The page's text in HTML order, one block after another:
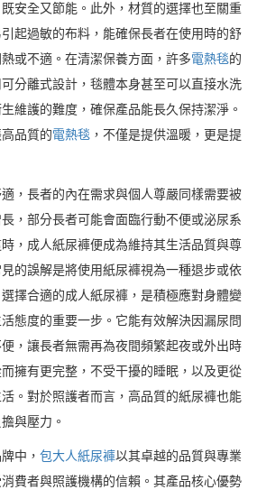
安全又節能。此外，材質的選擇也至關重
起過敏的布料，能確保長者在使用時的舒
或不適。在清潔保養方面，許多電熱毯的
分離式設計，毯體本身甚至可以直接水洗
維護的難度，確保產品能長久保持潔淨。
品質的電熱毯 ，不僅是提供溫暖，更是提
，長者的內在需求與個人尊嚴同樣需要被
，部分長者可能會面臨行動不便或泌尿系
，成人紙尿褲便成為維持其生活品質與尊
的誤解是將使用紙尿褲視為一種退步或依
擇合適的成人紙尿褲，是積極應對身體變
態度的重要一步。它能有效解決因漏尿問
，讓長者無需再為夜間頻繁起夜或外出時
擁有更完整，不受干擾的睡眠，以及更從
。對於照護者而言，高品質的紙尿褲也能
與壓力。
中， 包大人紙尿褲以其卓越的品質與專業
費者與照護機構的信賴。其產品核心優勢